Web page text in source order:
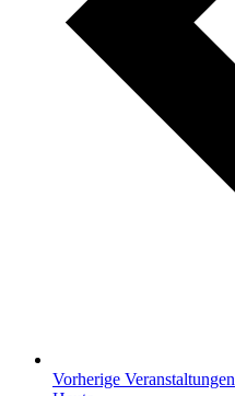
Vorherige Veranstaltungen